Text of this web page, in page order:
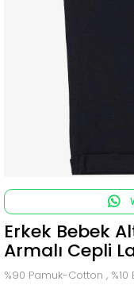
Erkek Bebek
Armalı Cepli
%90 Pamuk-Cotton , %10